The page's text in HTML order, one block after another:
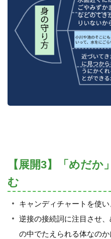
【展開3】「めだ
む
キャンディチャートを使い
逆接の接続詞に注目させ
の中でたえられる体なのか